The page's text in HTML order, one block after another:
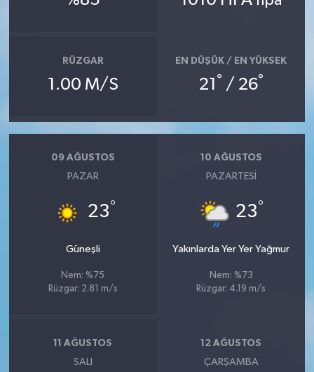
RÜZGAR
1.00 M/S
EN DÜŞÜK / EN YÜKSEK
21 ° / 26°
09 AĞUSTOS
PAZAR
23°
Güneşli
Nem: %75
Rüzgar: 2.81 m/s
10 AĞUSTOS
PAZARTESI
23°
Yakınlarda Yer Yer Yağmur
Nem: %73
Rüzgar: 4.19 m/s
11 AĞUSTOS
SALI
12 AĞUSTOS
ÇARŞAMBA